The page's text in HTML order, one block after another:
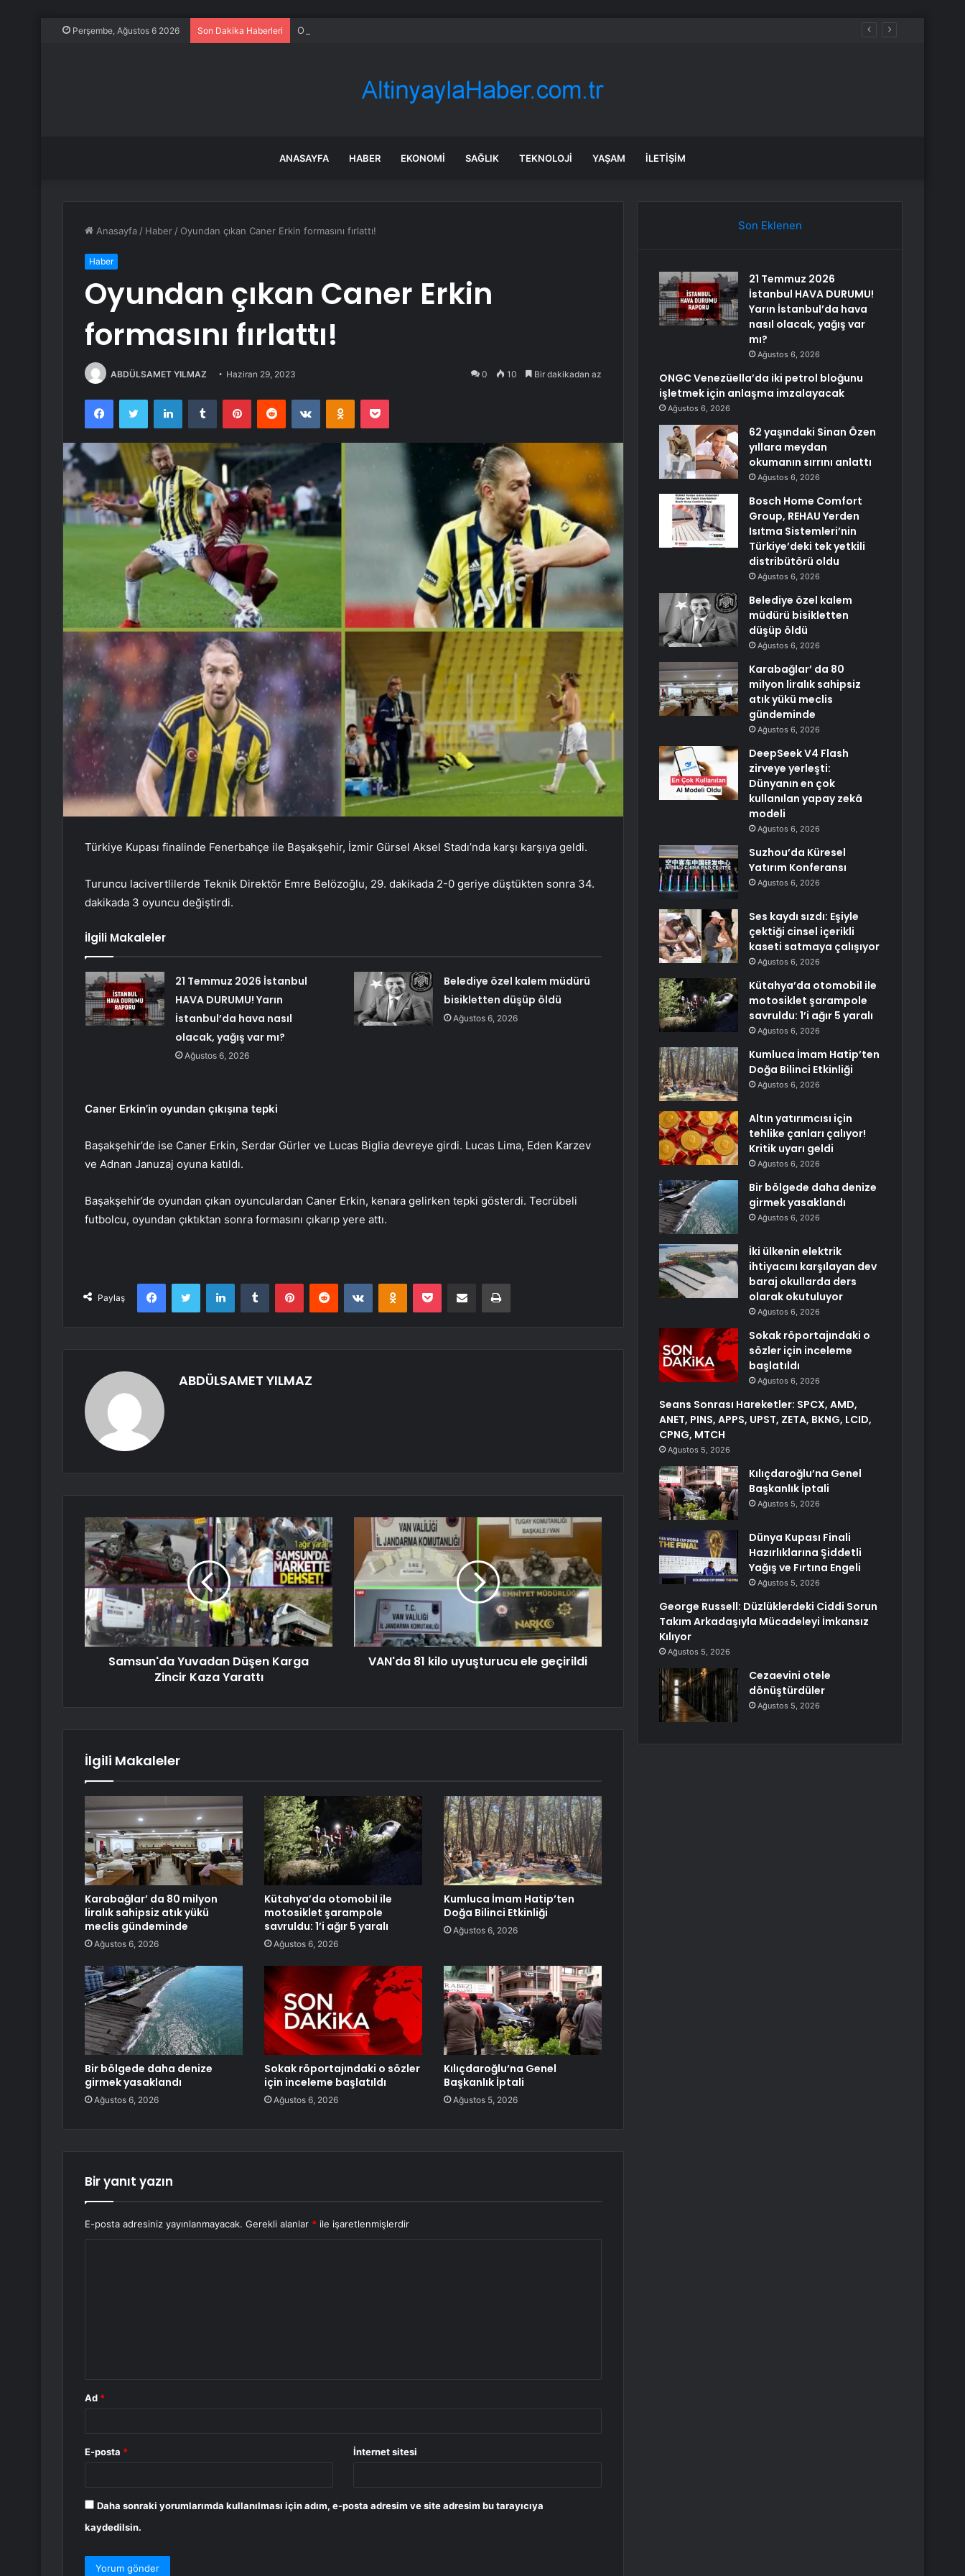
Perşembe, Ağustos 6 2026 Son Dakika Haberleri ONGC Venezüella’da iki petrol bloğunu işletmek için anlaşma imzalayacak
ANASAYFA HABER EKONOMI SAĞLIK TEKNOLOJI YAŞAM İLETIŞIM
Anasayfa / Haber / Oyundan çıkan Caner Erkin formasını fırlattı!
Haber
Oyundan çıkan Caner Erkin
formasını fırlattı!
ABDÜLSAMET YILMAZ Haziran 29, 2023 0 10 Bir dakikadan az
FacebookTwitter LinkedInTumblr PinterestReddit VKontakteOdnoklassniki
Pocket
Türkiye Kupası finalinde Fenerbahçe ile Başakşehir, İzmir Gürsel Aksel Stadı’nda karşı karşıya geldi.
Turuncu lacivertlilerde Teknik Direktör Emre Belözoğlu, 29. dakikada 2-0 geriye düştükten sonra 34.
dakikada 3 oyuncu değiştirdi.
İlgili Makaleler
21 Temmuz 2026 İstanbul
HAVA DURUMU! Yarın
İstanbul’da hava nasıl
olacak, yağış var mı?
Ağustos 6, 2026
Belediye özel kalem müdürü
bisikletten düşüp öldü
Ağustos 6, 2026
Caner Erkin’in oyundan çıkışına tepki
Başakşehir’de ise Caner Erkin, Serdar Gürler ve Lucas Biglia devreye girdi. Lucas Lima, Eden Karzev
ve Adnan Januzaj oyuna katıldı.
Başakşehir’de oyundan çıkan oyunculardan Caner Erkin, kenara gelirken tepki gösterdi. Tecrübeli
futbolcu, oyundan çıktıktan sonra formasını çıkarıp yere attı.
Paylaş
FacebookTwitter LinkedInTumblr PinterestReddit VKontakteOdnoklassniki
Pocket E-Posta ile paylaş Yazdır
ABDÜLSAMET YILMAZ
Samsun'da Yuvadan Düşen Karga
Zincir Kaza Yarattı
VAN'da 81 kilo uyuşturucu ele geçirildi
İlgili Makaleler
Karabağlar’ da 80 milyon
liralık sahipsiz atık yükü
meclis gündeminde
Ağustos 6, 2026
Kütahya’da otomobil ile
motosiklet şarampole
savruldu: 1’i ağır 5 yaralı
Ağustos 6, 2026
Kumluca İmam Hatip’ten
Doğa Bilinci Etkinliği
Ağustos 6, 2026
Bir bölgede daha denize
girmek yasaklandı
Ağustos 6, 2026
Sokak röportajındaki o sözler
için inceleme başlatıldı
Ağustos 6, 2026
Kılıçdaroğlu’na Genel
Başkanlık İptali
Ağustos 5, 2026
Bir yanıt yazın
E-posta adresiniz yayınlanmayacak. Gerekli alanlar * ile işaretlenmişlerdir
Ad *
E-posta * İnternet sitesi
Daha sonraki yorumlarımda kullanılması için adım, e-posta adresim ve site adresim bu tarayıcıya
kaydedilsin.
Son Eklenen
21 Temmuz 2026
İstanbul HAVA DURUMU!
Yarın İstanbul’da hava
nasıl olacak, yağış var
mı?
Ağustos 6, 2026
ONGC Venezüella’da iki petrol bloğunu
işletmek için anlaşma imzalayacak
Ağustos 6, 2026
62 yaşındaki Sinan Özen
yıllara meydan
okumanın sırrını anlattı
Ağustos 6, 2026
Bosch Home Comfort
Group, REHAU Yerden
Isıtma Sistemleri’nin
Türkiye’deki tek yetkili
distribütörü oldu
Ağustos 6, 2026
Belediye özel kalem
müdürü bisikletten
düşüp öldü
Ağustos 6, 2026
Karabağlar’ da 80
milyon liralık sahipsiz
atık yükü meclis
gündeminde
Ağustos 6, 2026
DeepSeek V4 Flash
zirveye yerleşti:
Dünyanın en çok
kullanılan yapay zekâ
modeli
Ağustos 6, 2026
Suzhou’da Küresel
Yatırım Konferansı
Ağustos 6, 2026
Ses kaydı sızdı: Eşiyle
çektiği cinsel içerikli
kaseti satmaya çalışıyor
Ağustos 6, 2026
Kütahya’da otomobil ile
motosiklet şarampole
savruldu: 1’i ağır 5 yaralı
Ağustos 6, 2026
Kumluca İmam Hatip’ten
Doğa Bilinci Etkinliği
Ağustos 6, 2026
Altın yatırımcısı için
tehlike çanları çalıyor!
Kritik uyarı geldi
Ağustos 6, 2026
Bir bölgede daha denize
girmek yasaklandı
Ağustos 6, 2026
İki ülkenin elektrik
ihtiyacını karşılayan dev
baraj okullarda ders
olarak okutuluyor
Ağustos 6, 2026
Sokak röportajındaki o
sözler için inceleme
başlatıldı
Ağustos 6, 2026
Seans Sonrası Hareketler: SPCX, AMD,
ANET, PINS, APPS, UPST, ZETA, BKNG, LCID,
CPNG, MTCH
Ağustos 5, 2026
Kılıçdaroğlu’na Genel
Başkanlık İptali
Ağustos 5, 2026
Dünya Kupası Finali
Hazırlıklarına Şiddetli
Yağış ve Fırtına Engeli
Ağustos 5, 2026
George Russell: Düzlüklerdeki Ciddi Sorun
Takım Arkadaşıyla Mücadeleyi İmkansız
Kılıyor
Ağustos 5, 2026
Cezaevini otele
dönüştürdüler
Ağustos 5, 2026